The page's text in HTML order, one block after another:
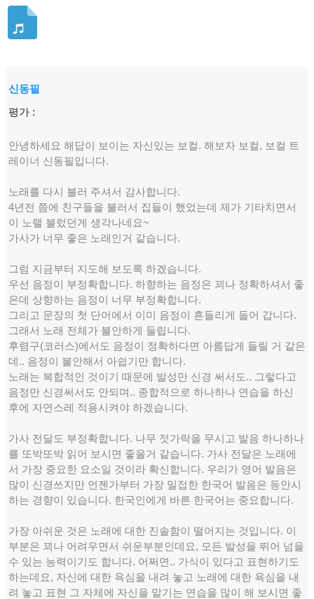
신동필
평가 :
안녕하세요 해답이 보이는 자신있는 보컬. 해보자 보컬, 보컬 트
레이너 신동필입니다.
노래를 다시 불러 주셔서 감사합니다.
4년전 쯤에 친구들을 불러서 집들이 했었는데 제가 기타치면서
이 노랠 불렀던게 생각나네요~
가사가 너무 좋은 노래인거 같습니다.
그럼 지금부터 지도해 보도록 하겠습니다.
우선 음정이 부정확합니다. 하향하는 음정은 꾀나 정확하셔서 좋
은데 상향하는 음정이 너무 부정확합니다.
그리고 문장의 첫 단어에서 이미 음정이 흔들리게 들어 갑니다.
그래서 노래 전체가 불안하게 들립니다.
후렴구(코러스)에서도 음정이 정확하다면 아름답게 들릴 거 같은
데.. 음정이 불안해서 아쉽기만 합니다.
노래는 복합적인 것이기 때문에 발성만 신경 써서도.. 그렇다고
음정만 신경써서도 안되며.. 종합적으로 하나하나 연습을 하신
후에 자연스레 적용시켜야 하겠습니다.
가사 전달도 부정확합니다. 나무 젓가락을 무시고 발음 하나하나
를 또박또박 읽어 보시면 좋을거 같습니다. 가사 전달은 노래에
서 가장 중요한 요소일 것이라 확신합니다. 우리가 영어 발음은
많이 신경쓰지만 언젠가부터 가장 밀접한 한국어 발음은 등안시
하는 경향이 있습니다. 한국인에게 바른 한국어는 중요합니다.
가장 아쉬운 것은 노래에 대한 진솔함이 떨어지는 것입니다. 이
부분은 꾀나 어려우면서 쉬운부분인데요, 모든 발성을 뛰어 넘을
수 있는 능력이기도 합니다. 어쩌면.. 가식이 있다고 표현하기도
하는데요, 자신에 대한 욕심을 내려 놓고 노래에 대한 욕심을 내
려 놓고 표현 그 자체에 자신을 맡기는 연습을 많이 해 보시면 좋